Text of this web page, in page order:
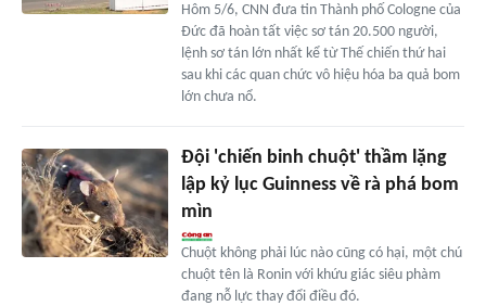
Hôm 5/6, CNN đưa tin Thành phố Cologne của
Đức đã hoàn tất việc sơ tán 20.500 người,
lệnh sơ tán lớn nhất kể từ Thế chiến thứ hai
sau khi các quan chức vô hiệu hóa ba quả bom
lớn chưa nổ.
Đội 'chiến binh chuột' thầm lặng
lập kỷ lục Guinness về rà phá bom
mìn
Chuột không phải lúc nào cũng có hại, một chú
chuột tên là Ronin với khứu giác siêu phàm
đang nỗ lực thay đổi điều đó.